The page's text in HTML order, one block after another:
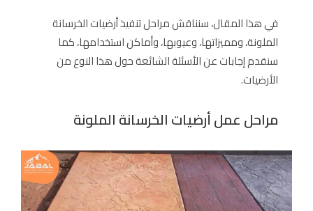
في هذا المقال، سنناقش مراحل تنفيذ أرضيات الخرسانة
الملونة، ومميزاتها، وعيوبها، وأماكن استخدامها، كما
سنقدم إجابات عن الأسئلة الشائعة حول هذا النوع من
الأرضيات.
مراحل عمل أرضيات الخرسانة الملونة